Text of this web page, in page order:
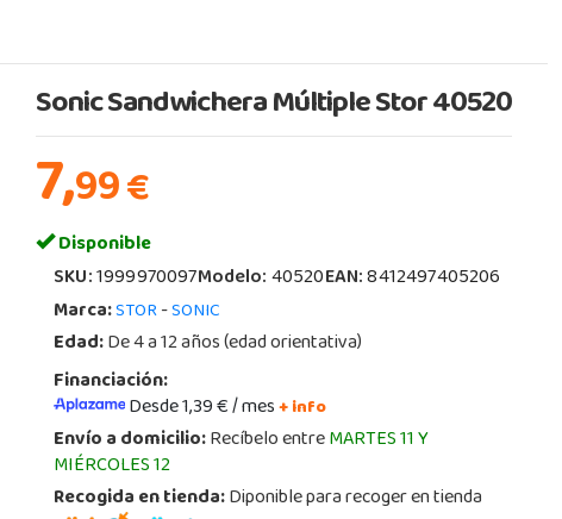
Sonic Sandwichera Múltiple Stor 40520
7,99€
Disponible
SKU:1999970097Modelo:40520EAN:8412497405206
Marca:STOR-SONIC
Edad:De 4 a 12 años (edad orientativa)
Financiación:
Desde 1,39 € / mes+ info
Envío a domicilio:Recíbelo entreMARTES 11 Y
MIÉRCOLES 12
Recogida en tienda:Diponible para recoger en tienda